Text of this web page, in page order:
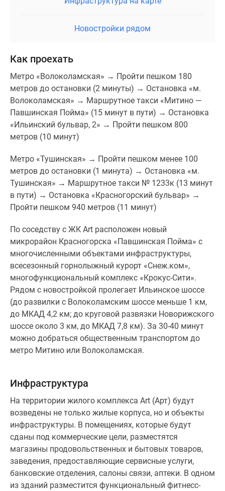
Новостройки рядом
Как проехать
Метро «Волоколамская» → Пройти пешком 180
метров до остановки (2 минуты) → Остановка «м.
Волоколамская» → Маршрутное такси «Митино —
Павшинская Пойма» (15 минут в пути) → Остановка
«Ильинский бульвар, 2» → Пройти пешком 800
метров (10 минут)
Метро «Тушинская» → Пройти пешком менее 100
метров до остановки (1 минута) → Остановка «м.
Тушинская» → Маршрутное такси № 1233к (13 минут
в пути) → Остановка «Красногорский бульвар» →
Пройти пешком 940 метров (11 минут)
По соседству с ЖК Art расположен новый
микрорайон Красногорска «Павшинская Пойма» с
многочисленными объектами инфраструктуры,
всесезонный горнолыжный курорт «Снеж.ком»,
многофункциональный комплекс «Крокус-Сити».
Рядом с новостройкой пролегает Ильинское шоссе
(до развилки с Волоколамским шоссе меньше 1 км,
до МКАД 4,2 км; до круговой развязки Новорижского
шоссе около 3 км, до МКАД 7,8 км). За 30-40 минут
можно добраться общественным транспортом до
метро Митино или Волоколамская.
Инфраструктура
На территории жилого комплекса Art (Арт) будут
возведены не только жилые корпуса, но и объекты
инфраструктуры. В помещениях, которые будут
сданы под коммерческие цели, разместятся
магазины продовольственных и бытовых товаров,
заведения, предоставляющие сервисные услуги,
банковские отделения, салоны связи, аптеки. В одном
из зданий разместится функциональный фитнесс-